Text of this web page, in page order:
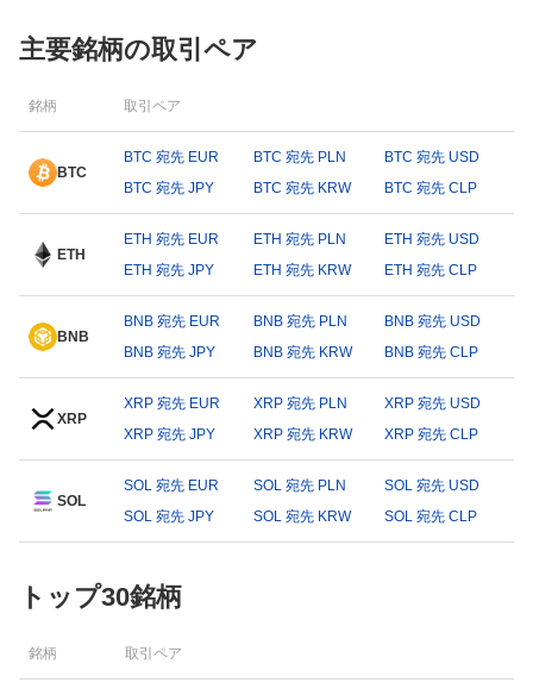
主要銘柄の取引ペア
銘柄 取引ペア
BTC
BTC 宛先 EUR BTC 宛先 PLN
BTC 宛先 USD
BTC 宛先 JPY
BTC 宛先 KRW BTC 宛先 CLP
ETH
ETH 宛先 EUR ETH 宛先 PLN
ETH 宛先 USD
ETH 宛先 JPY
ETH 宛先 KRW ETH 宛先 CLP
BNB
BNB 宛先 EUR BNB 宛先 PLN
BNB 宛先 USD
BNB 宛先 JPY
BNB 宛先 KRW BNB 宛先 CLP
XRP
XRP 宛先 EUR XRP 宛先 PLN
XRP 宛先 USD
XRP 宛先 JPY
XRP 宛先 KRW XRP 宛先 CLP
SOL
SOL 宛先 EUR SOL 宛先 PLN
SOL 宛先 USD
SOL 宛先 JPY
SOL 宛先 KRW SOL 宛先 CLP
トップ30銘柄
銘柄 取引ペア